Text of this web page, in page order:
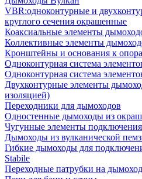
VBR:одноконтурные и
круглого сечения окрашенные
Коаксиальные элементы
Коллективные элементы
Кронштейны и основания к
Одноконтурная система
Одноконтурная система
Двухконтурные элементы
изоляцией)
Переходники для дымоходов
Одностенные дымоходы из
Чугунные элементы
Дымоходы из вулканической
Гибкие дымоходы для
Stabile
Переходные патрубки на